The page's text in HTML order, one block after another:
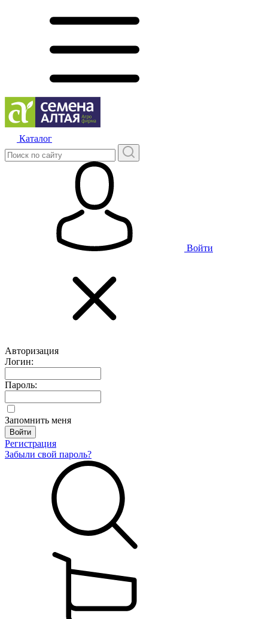
Каталог
Войти
Авторизация
Логин:
Пароль:
Запомнить меня
Регистрация
Забыли свой пароль?